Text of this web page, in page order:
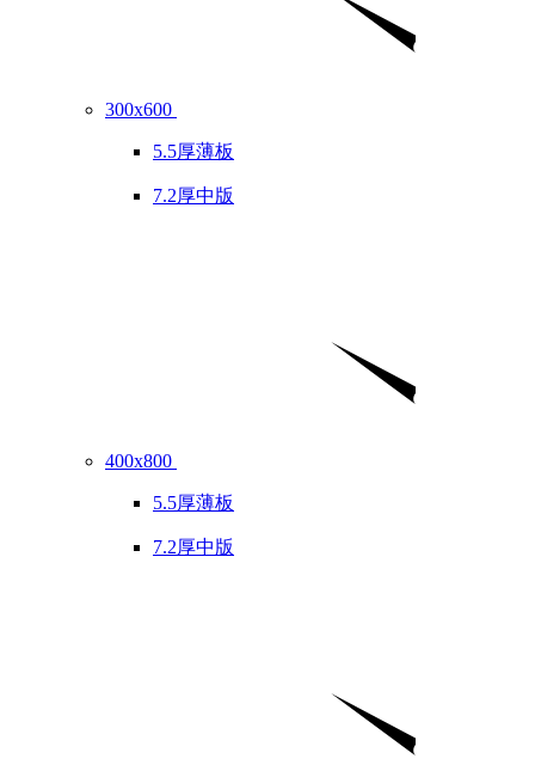
300x600
5.5厚薄板
7.2厚中版
400x800
5.5厚薄板
7.2厚中版